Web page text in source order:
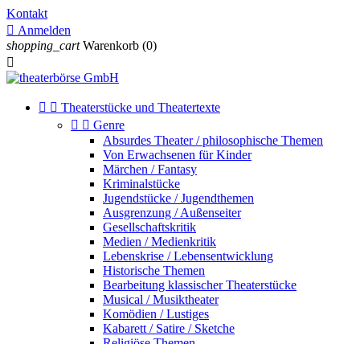
Kontakt
 Anmelden
shopping_cart Warenkorb (0)

  Theaterstücke und Theatertexte
  Genre
Absurdes Theater / philosophische Themen
Von Erwachsenen für Kinder
Märchen / Fantasy
Kriminalstücke
Jugendstücke / Jugendthemen
Ausgrenzung / Außenseiter
Gesellschaftskritik
Medien / Medienkritik
Lebenskrise / Lebensentwicklung
Historische Themen
Bearbeitung klassischer Theaterstücke
Musical / Musiktheater
Komödien / Lustiges
Kabarett / Satire / Sketche